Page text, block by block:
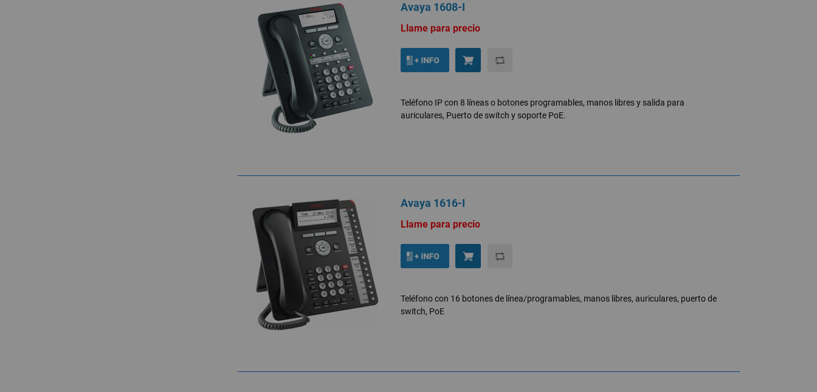
Avaya 1608-I
Llame para precio
Teléfono IP con 8 líneas o botones programables, manos libres y salida para
auriculares, Puerto de switch y soporte PoE.
Avaya 1616-I
Llame para precio
Teléfono con 16 botones de línea/programables, manos libres, auriculares, puerto de
switch, PoE